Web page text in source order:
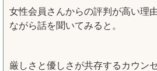
女性会員さんからの評判が高い理
ながら話を聞いてみると。
厳しさと優しさが共存するカウン